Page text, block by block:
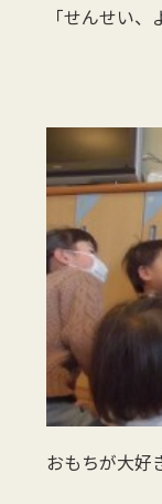
「せんせい
おもちが大好